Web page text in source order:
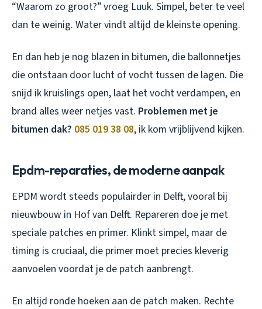
“Waarom zo groot?” vroeg Luuk. Simpel, beter te veel
dan te weinig. Water vindt altijd de kleinste opening.
En dan heb je nog blazen in bitumen, die ballonnetjes
die ontstaan door lucht of vocht tussen de lagen. Die
snijd ik kruislings open, laat het vocht verdampen, en
brand alles weer netjes vast. Problemen met je
bitumen dak? 085 019 38 08, ik kom vrijblijvend kijken.
Epdm-reparaties, de moderne aanpak
EPDM wordt steeds populairder in Delft, vooral bij
nieuwbouw in Hof van Delft. Repareren doe je met
speciale patches en primer. Klinkt simpel, maar de
timing is cruciaal, die primer moet precies kleverig
aanvoelen voordat je de patch aanbrengt.
En altijd ronde hoeken aan de patch maken. Rechte